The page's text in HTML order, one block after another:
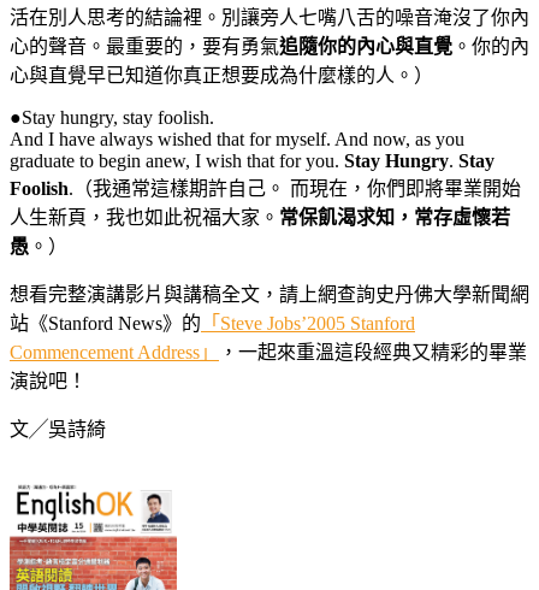
活在別人思考的結論裡。別讓旁人七嘴八舌的噪音淹沒了你內
心的聲音。最重要的，要有勇氣追隨你的內心與直覺 。你的內
心與直覺早已知道你真正想要成為什麼樣的人。）
●Stay hungry, stay foolish.
And I have always wished that for myself. And now, as you
graduate to begin anew, I wish that for you. Stay Hungry. Stay
Foolish.（我通常這樣期許自己。 而現在，你們即將畢業開始
人生新頁，我也如此祝福大家。 常保飢渴求知，常存虛懷若
愚 。）
想看完整演講影片與講稿全文，請上網查詢史丹佛大學新聞網
站《Stanford News》的 「Steve Jobs’2005 Stanford
Commencement Address」
，一起來重溫這段經典又精彩的畢業
演說吧！
文╱吳詩綺